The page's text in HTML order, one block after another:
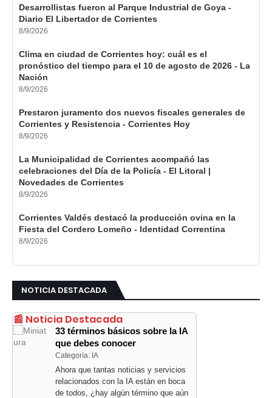
Desarrollistas fueron al Parque Industrial de Goya -
Diario El Libertador de Corrientes
8/9/2026
Clima en ciudad de Corrientes hoy: cuál es el
pronóstico del tiempo para el 10 de agosto de 2026 - La
Nación
8/9/2026
Prestaron juramento dos nuevos fiscales generales de
Corrientes y Resistencia - Corrientes Hoy
8/9/2026
La Municipalidad de Corrientes acompañó las
celebraciones del Día de la Policía - El Litoral |
Novedades de Corrientes
8/9/2026
Corrientes Valdés destacó la producción ovina en la
Fiesta del Cordero Lomeño - Identidad Correntina
8/9/2026
NOTICIA DESTACADA
📰 Noticia Destacada
33 términos básicos sobre la IA
que debes conocer
Categoría: IA
Ahora que tantas noticias y servicios
relacionados con la IA están en boca
de todos, ¿hay algún término que aún